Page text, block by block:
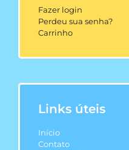
Fazer login
Perdeu sua senha?
Carrinho
Links úteis
Início
Contato